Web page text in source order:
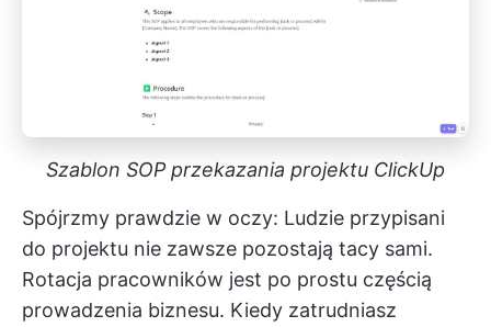
Szablon SOP przekazania projektu ClickUp
Spójrzmy prawdzie w oczy: Ludzie przypisani
do projektu nie zawsze pozostają tacy sami.
Rotacja pracowników jest po prostu częścią
prowadzenia biznesu. Kiedy zatrudniasz